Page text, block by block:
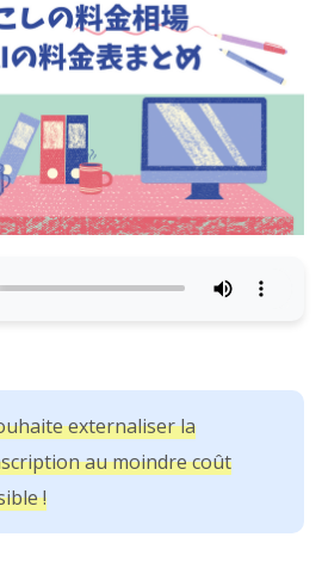
externaliser la
au moindre coût
!